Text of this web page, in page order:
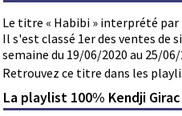
Le titre « Habibi » interprété par
Il s'est classé 1er des ventes de
semaine du 19/06/2020 au 25/06/
Retrouvez ce titre dans les
La playlist 100% Kendji Girac